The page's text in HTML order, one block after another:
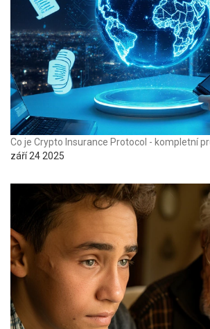
Co je Crypto Insurance Protocol - kompletní
září 24 2025